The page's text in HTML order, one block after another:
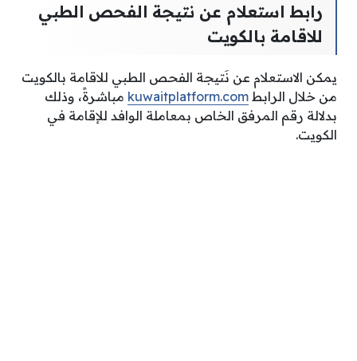
رابط استعلام عن نتيجة الفحص الطبي
للاقامة بالكويت
يمكن الاستعلام عن نَتيجة الفحص الطبي للاقامة بالكويت
من خلال الرابط kuwaitplatform.com مباشرةً، وذلك
بدلالة رقم المرفق الخاص بمعاملة الوافد للإقامة في
الكويت.